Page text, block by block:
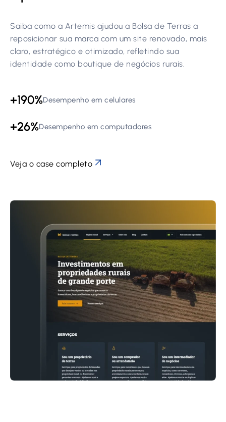
Saiba como a Artemis ajudou a Bolsa de Terras a
reposicionar sua marca com um site renovado, mais
claro, estratégico e otimizado, refletindo sua
identidade como boutique de negócios rurais.
+190%Desempenho em celulares
+26%Desempenho em computadores
Veja o case completo